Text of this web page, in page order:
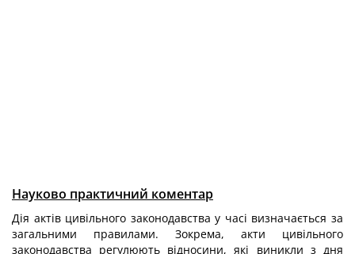
Науково практичний коментар
Дія актів цивільного законодавства у часі визначається за
загальними правилами. Зокрема, акти цивільного
законодавства регулюють відносини, які виникли з дня